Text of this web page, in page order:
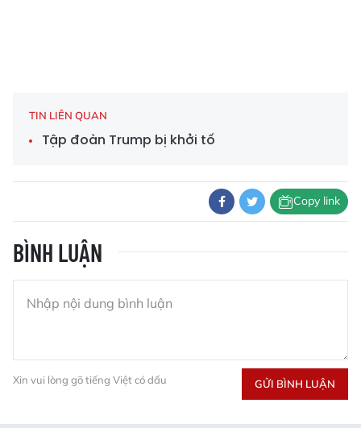
TIN LIÊN QUAN
Tập đoàn Trump bị khởi tố
Copy link
BÌNH LUẬN
Xin vui lòng gõ tiếng Việt có dấu GỬI BÌNH LUẬN